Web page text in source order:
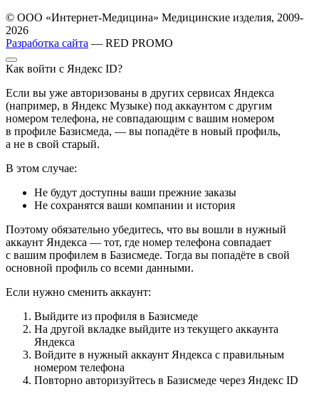
© ООО «Интернет-Медицина» Медицинские изделия, 2009-
2026
Разработка сайта — RED PROMO
Как войти с Яндекс ID?
Если вы уже авторизованы в других сервисах Яндекса
(например, в Яндекс Музыке) под аккаунтом с другим
номером телефона, не совпадающим с вашим номером
в профиле Базисмеда, — вы попадёте в новый профиль,
а не в свой старый.
В этом случае:
Не будут доступны ваши прежние заказы
Не сохранятся ваши компании и история
Поэтому обязательно убедитесь, что вы вошли в нужный
аккаунт Яндекса — тот, где номер телефона совпадает
с вашим профилем в Базисмеде. Тогда вы попадёте в свой
основной профиль со всеми данными.
Если нужно сменить аккаунт:
Выйдите из профиля в Базисмеде
На другой вкладке выйдите из текущего аккаунта
Яндекса
Войдите в нужный аккаунт Яндекса с правильным
номером телефона
Повторно авторизуйтесь в Базисмеде через Яндекс ID